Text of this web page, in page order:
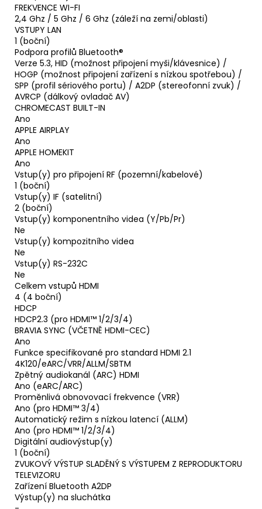
FREKVENCE WI-FI
2,4 Ghz / 5 Ghz / 6 Ghz (záleží na zemi/oblasti)
VSTUPY LAN
1 (boční)
Podpora profilů Bluetooth®
Verze 5.3, HID (možnost připojení myši/klávesnice) /
HOGP (možnost připojení zařízení s nízkou spotřebou) /
SPP (profil sériového portu) / A2DP (stereofonní zvuk) /
AVRCP (dálkový ovladač AV)
CHROMECAST BUILT-IN
Ano
APPLE AIRPLAY
Ano
APPLE HOMEKIT
Ano
Vstup(y) pro připojení RF (pozemní/kabelové)
1 (boční)
Vstup(y) IF (satelitní)
2 (boční)
Vstup(y) komponentního videa (Y/Pb/Pr)
Ne
Vstup(y) kompozitního videa
Ne
Vstup(y) RS-232C
Ne
Celkem vstupů HDMI
4 (4 boční)
HDCP
HDCP2.3 (pro HDMI™ 1/2/3/4)
BRAVIA SYNC (VČETNĚ HDMI-CEC)
Ano
Funkce specifikované pro standard HDMI 2.1
4K120/eARC/VRR/ALLM/SBTM
Zpětný audiokanál (ARC) HDMI
Ano (eARC/ARC)
Proměnlivá obnovovací frekvence (VRR)
Ano (pro HDMI™ 3/4)
Automatický režim s nízkou latencí (ALLM)
Ano (pro HDMI™ 1/2/3/4)
Digitální audiovýstup(y)
1 (boční)
ZVUKOVÝ VÝSTUP SLADĚNÝ S VÝSTUPEM Z REPRODUKTORU
TELEVIZORU
Zařízení Bluetooth A2DP
Výstup(y) na sluchátka